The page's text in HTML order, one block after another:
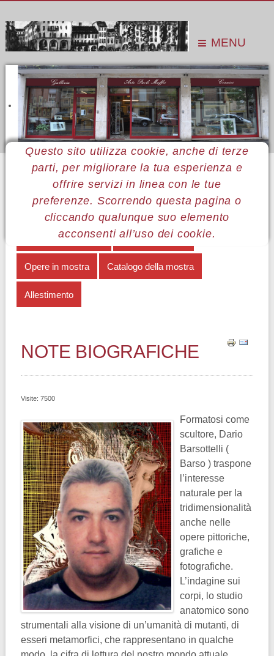
MENU
Questo sito utilizza cookie, anche di terze
parti, per migliorare la tua esperienza e
offrire servizi in linea con le tue
preferenze. Scorrendo questa pagina o
cliccando qualunque suo elemento
acconsenti all’uso dei cookie.
Sei qui: Home Le mostre
Mostre 2014
Dario Barsotelli
Note biografiche
MENÙ DARIO BARSOTTELLI
Il segno e la striscia Note biografiche
Opere in mostra Catalogo della mostra
Allestimento
NOTE BIOGRAFICHE
Visite: 7500
Formatosi come
scultore, Dario
Barsottelli (
Barso ) traspone
l’interesse
naturale per la
tridimensionalità
anche nelle
opere pittoriche,
grafiche e
fotografiche.
L’indagine sui
corpi, lo studio
anatomico sono
strumentali alla visione di un’umanità di mutanti, di
esseri metamorfici, che rappresentano in qualche